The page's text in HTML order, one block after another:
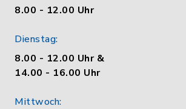
8.00 - 12.00 Uhr
Dienstag:
8.00 - 12.00 Uhr &
14.00 - 16.00 Uhr
Mittwoch: